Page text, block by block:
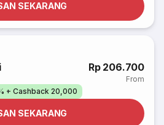
SEKARANG
Rp 206.700
From
+ Cashback 20,000
SEKARANG